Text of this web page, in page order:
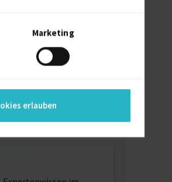
Marketing
erlauben